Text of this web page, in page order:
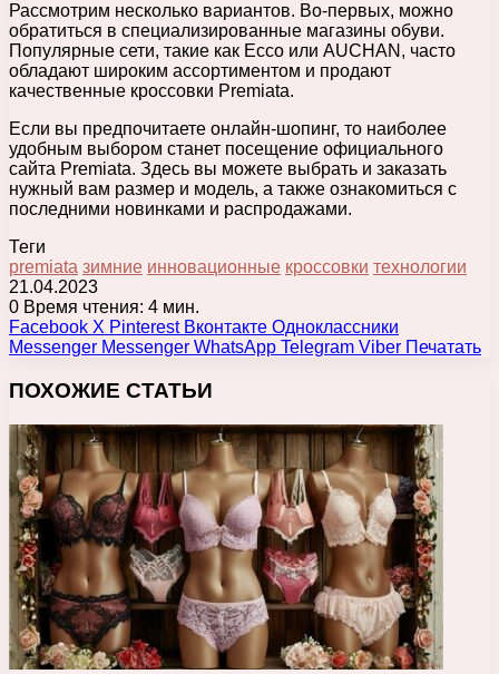
Рассмотрим несколько вариантов. Во-первых, можно
обратиться в специализированные магазины обуви.
Популярные сети, такие как Ecco или AUCHAN, часто
обладают широким ассортиментом и продают
качественные кроссовки Premiata.
Если вы предпочитаете онлайн-шопинг, то наиболее
удобным выбором станет посещение официального
сайта Premiata. Здесь вы можете выбрать и заказать
нужный вам размер и модель, а также ознакомиться с
последними новинками и распродажами.
Теги
premiata зимние инновационные кроссовки технологии
21.04.2023
0 Время чтения: 4 мин.
Facebook X Pinterest Вконтакте Одноклассники
Messenger Messenger WhatsApp Telegram Viber Печатать
ПОХОЖИЕ СТАТЬИ